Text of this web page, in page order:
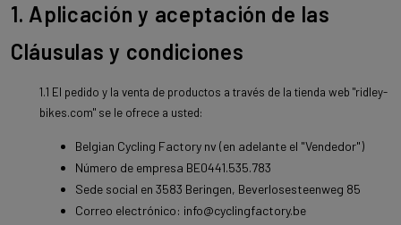
1. Aplicación y aceptación de las
Cláusulas y condiciones
1.1 El pedido y la venta de productos a través de la tienda web "ridley-
bikes.com" se le ofrece a usted:
Belgian Cycling Factory nv (en adelante el "Vendedor")
Número de empresa BE0441.535.783
Sede social en 3583 Beringen, Beverlosesteenweg 85
Correo electrónico: info@cyclingfactory.be